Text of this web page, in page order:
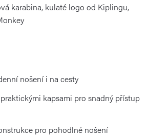
karabina, kulaté logo od Kiplingu,
nošení i na cesty
kapsami pro snadný přístup
pro pohodlné nošení